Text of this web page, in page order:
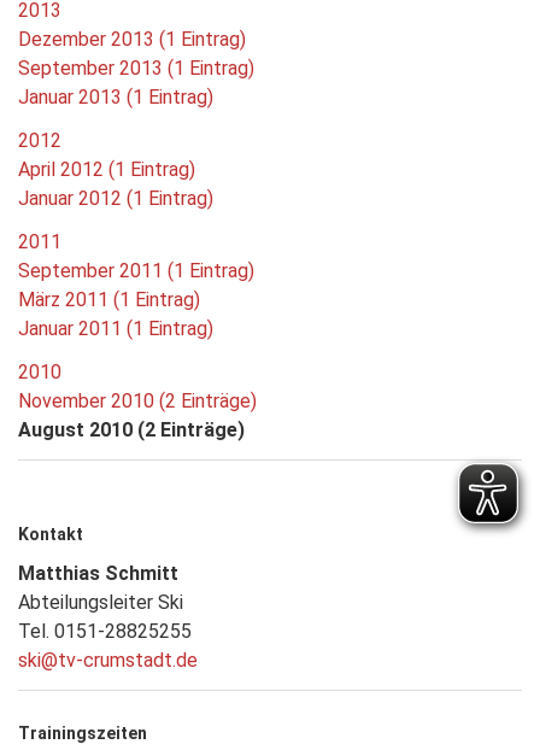
2013
Dezember 2013 (1 Eintrag)
September 2013 (1 Eintrag)
Januar 2013 (1 Eintrag)
2012
April 2012 (1 Eintrag)
Januar 2012 (1 Eintrag)
2011
September 2011 (1 Eintrag)
März 2011 (1 Eintrag)
Januar 2011 (1 Eintrag)
2010
November 2010 (2 Einträge)
August 2010 (2 Einträge)
Kontakt
Matthias Schmitt
Abteilungsleiter Ski
Tel. 0151-28825255
ski@tv-crumstadt.de
Trainingszeiten